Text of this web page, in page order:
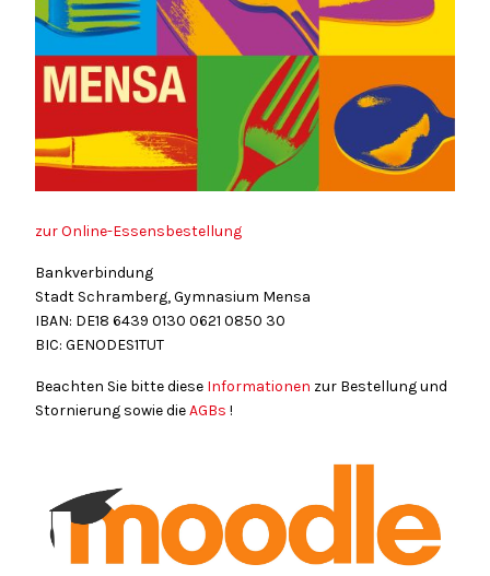
zur Online-Essensbestellung
Bankverbindung
Stadt Schramberg, Gymnasium Mensa
IBAN: DE18 6439 0130 0621 0850 30
BIC: GENODES1TUT
Beachten Sie bitte diese Informationen zur Bestellung und
Stornierung sowie dieAGBs !